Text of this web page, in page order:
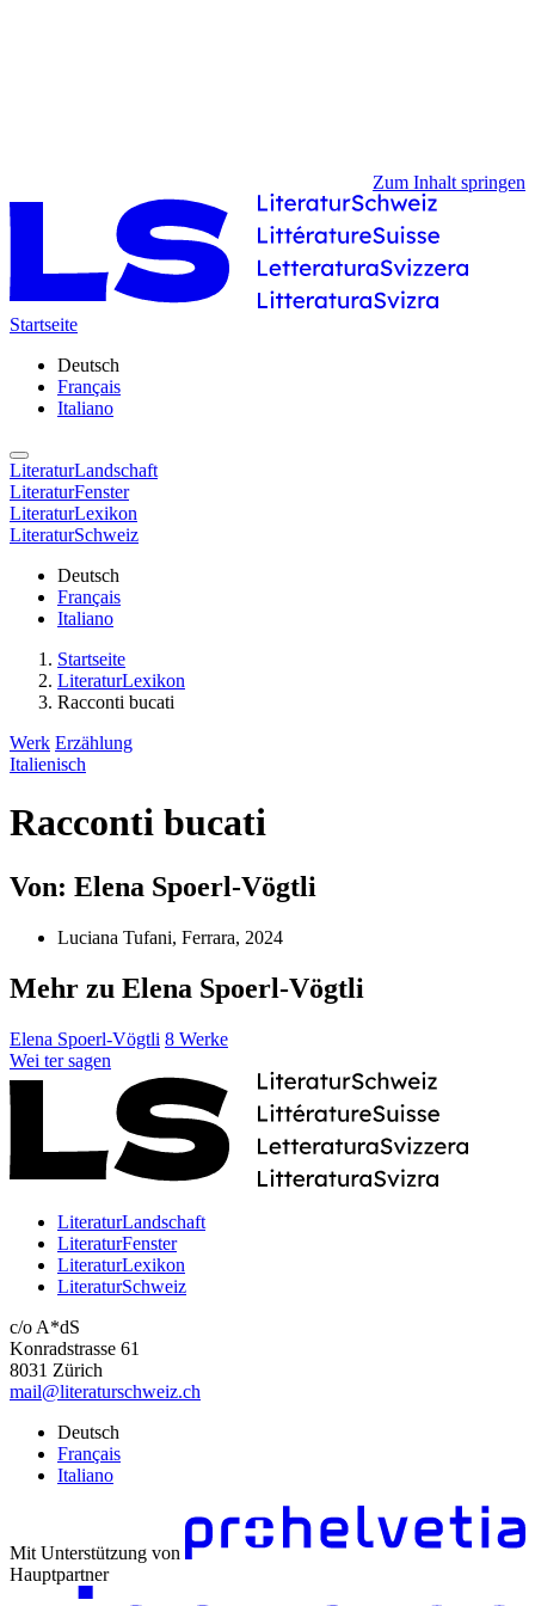
Zum Inhalt springen
Startseite
Deutsch
Français
Italiano
LiteraturLandschaft
LiteraturFenster
LiteraturLexikon
LiteraturSchweiz
Deutsch
Français
Italiano
Startseite
LiteraturLexikon
Racconti bucati
Werk Erzählung
Italienisch
Racconti bucati
Von: Elena Spoerl-Vögtli
Luciana Tufani, Ferrara, 2024
Mehr zu Elena Spoerl-Vögtli
Elena Spoerl-Vögtli 8 Werke
Wei ter sagen
LiteraturLandschaft
LiteraturFenster
LiteraturLexikon
LiteraturSchweiz
c/o A*dS
Konradstrasse 61
8031 Zürich
mail@literaturschweiz.ch
Deutsch
Français
Italiano
Mit Unterstützung von
Hauptpartner